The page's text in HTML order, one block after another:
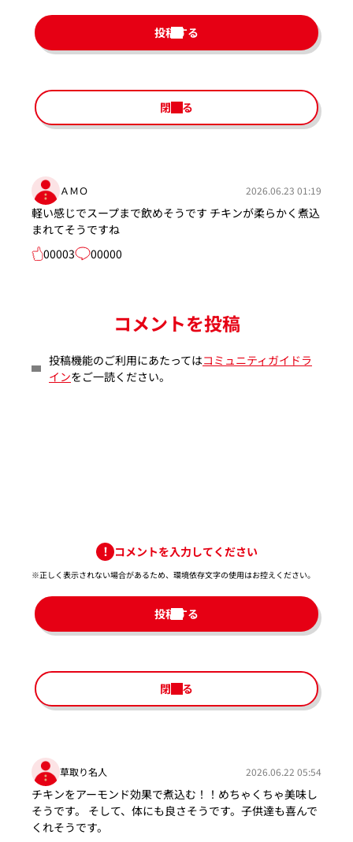
投稿する
閉じる
ＡＭＯ 2026.06.23 01:19
軽い感じでスープまで飲めそうです チキンが柔らかく煮込
まれてそうですね
00003
00000
コメントを投稿
投稿機能のご利用にあたってはコミュニティガイドラ
インをご一読ください。
コメントを入力してください
※正しく表示されない場合があるため、環境依存文字の使用はお控えください。​
投稿する
閉じる
草取り名人 2026.06.22 05:54
チキンをアーモンド効果で煮込む！！めちゃくちゃ美味し
そうです。 そして、体にも良さそうです。子供達も喜んで
くれそうです。